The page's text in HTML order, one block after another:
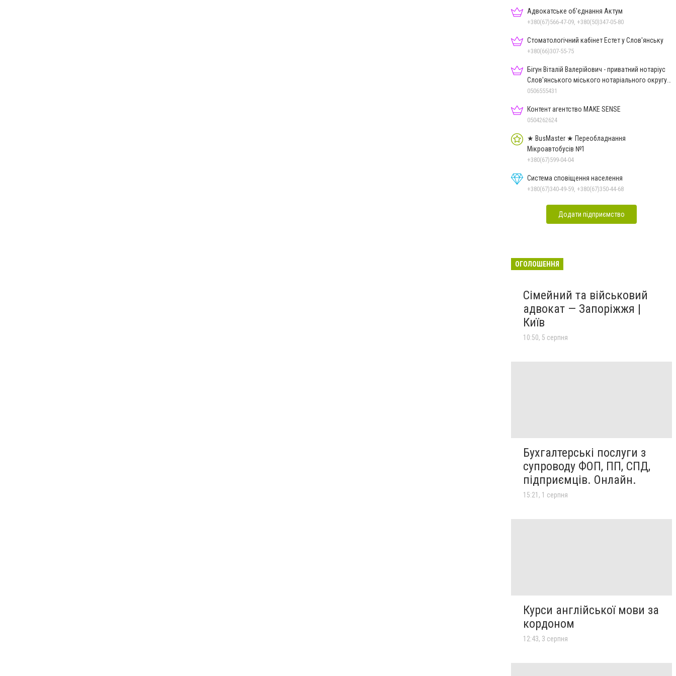
Адвокатське об'єднання Актум
+380(67)566-47-09, +380(50)347-05-80
Стоматологічний кабінет Естет у Слов'янську
+380(66)307-55-75
Бігун Віталій Валерійович - приватний нотаріус
Слов'янського міського нотаріального округу
Дон.обл.
0506555431
Контент агентство MAKE SENSE
0504262624
★ BusMaster ★ Переобладнання
Мікроавтобусів №1
+380(67)599-04-04
Система сповіщення населення
+380(67)340-49-59, +380(67)350-44-68
Додати підприємство
ОГОЛОШЕННЯ
Сімейний та військовий
адвокат — Запоріжжя |
Київ
10:50, 5 серпня
Бухгалтерські послуги з
супроводу ФОП, ПП, СПД,
підприємців. Онлайн.
15:21, 1 серпня
Курси англійської мови за
кордоном
12:43, 3 серпня